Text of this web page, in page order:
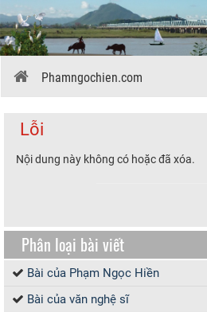
Phamngochien.com
Lỗi
Nội dung này không có hoặc đã xóa.
Phân loại bài viết
Bài của Phạm Ngọc Hiền
Bài của văn nghệ sĩ